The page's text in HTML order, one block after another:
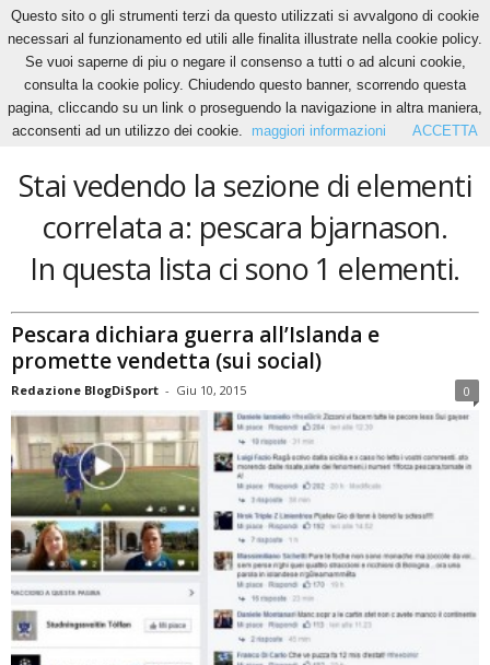
Home Tags Pescara bjarnason
pescara bjarnason
Stai vedendo la sezione di elementi
correlata a: pescara bjarnason.
In questa lista ci sono 1 elementi.
Pescara dichiara guerra all’Islanda e
promette vendetta (sui social)
Redazione BlogDiSport - Giu 10, 2015 0
Questo sito o gli strumenti terzi da questo utilizzati si avvalgono di cookie
necessari al funzionamento ed utili alle finalita illustrate nella cookie policy.
Se vuoi saperne di piu o negare il consenso a tutti o ad alcuni cookie,
consulta la cookie policy. Chiudendo questo banner, scorrendo questa
pagina, cliccando su un link o proseguendo la navigazione in altra maniera,
acconsenti ad un utilizzo dei cookie.
maggiori informazioni ACCETTA